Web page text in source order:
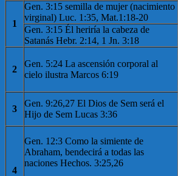
1
Gen. 3:15 semilla de mujer (nacimiento
virginal) Luc. 1:35, Mat.1:18-20
Gen. 3:15 Él heriría la cabeza de
Satanás Hebr. 2:14, 1 Jn. 3:18
2
Gen. 5:24 La ascensión corporal al
cielo ilustra Marcos 6:19
3
Gen. 9:26,27 El Dios de Sem será el
Hijo de Sem Lucas 3:36
4
Gen. 12:3 Como la simiente de
Abraham, bendecirá a todas las
naciones Hechos. 3:25,26